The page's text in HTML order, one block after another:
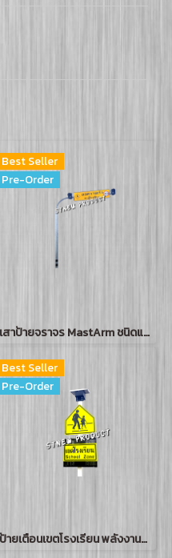
Best Seller
Pre-Order
เสาป้ายจราจร MastArm ชนิดแขนโค้ง พร้อมป้ายเตือน
Best Seller
Pre-Order
ป้ายเตือนเขตโรงเรียน พลังงานแสงอาทิตย์